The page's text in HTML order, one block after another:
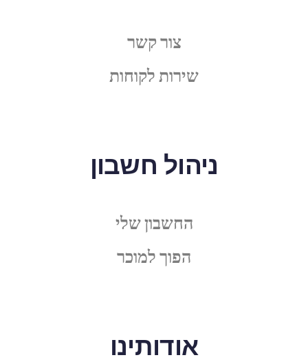
צור קשר
שירות לקוחות
ניהול חשבון
החשבון שלי
הפוך למוכר
אודותינו